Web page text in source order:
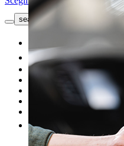
search button - icon
Usato
Le nostre offerte
I nostri brand
Altro